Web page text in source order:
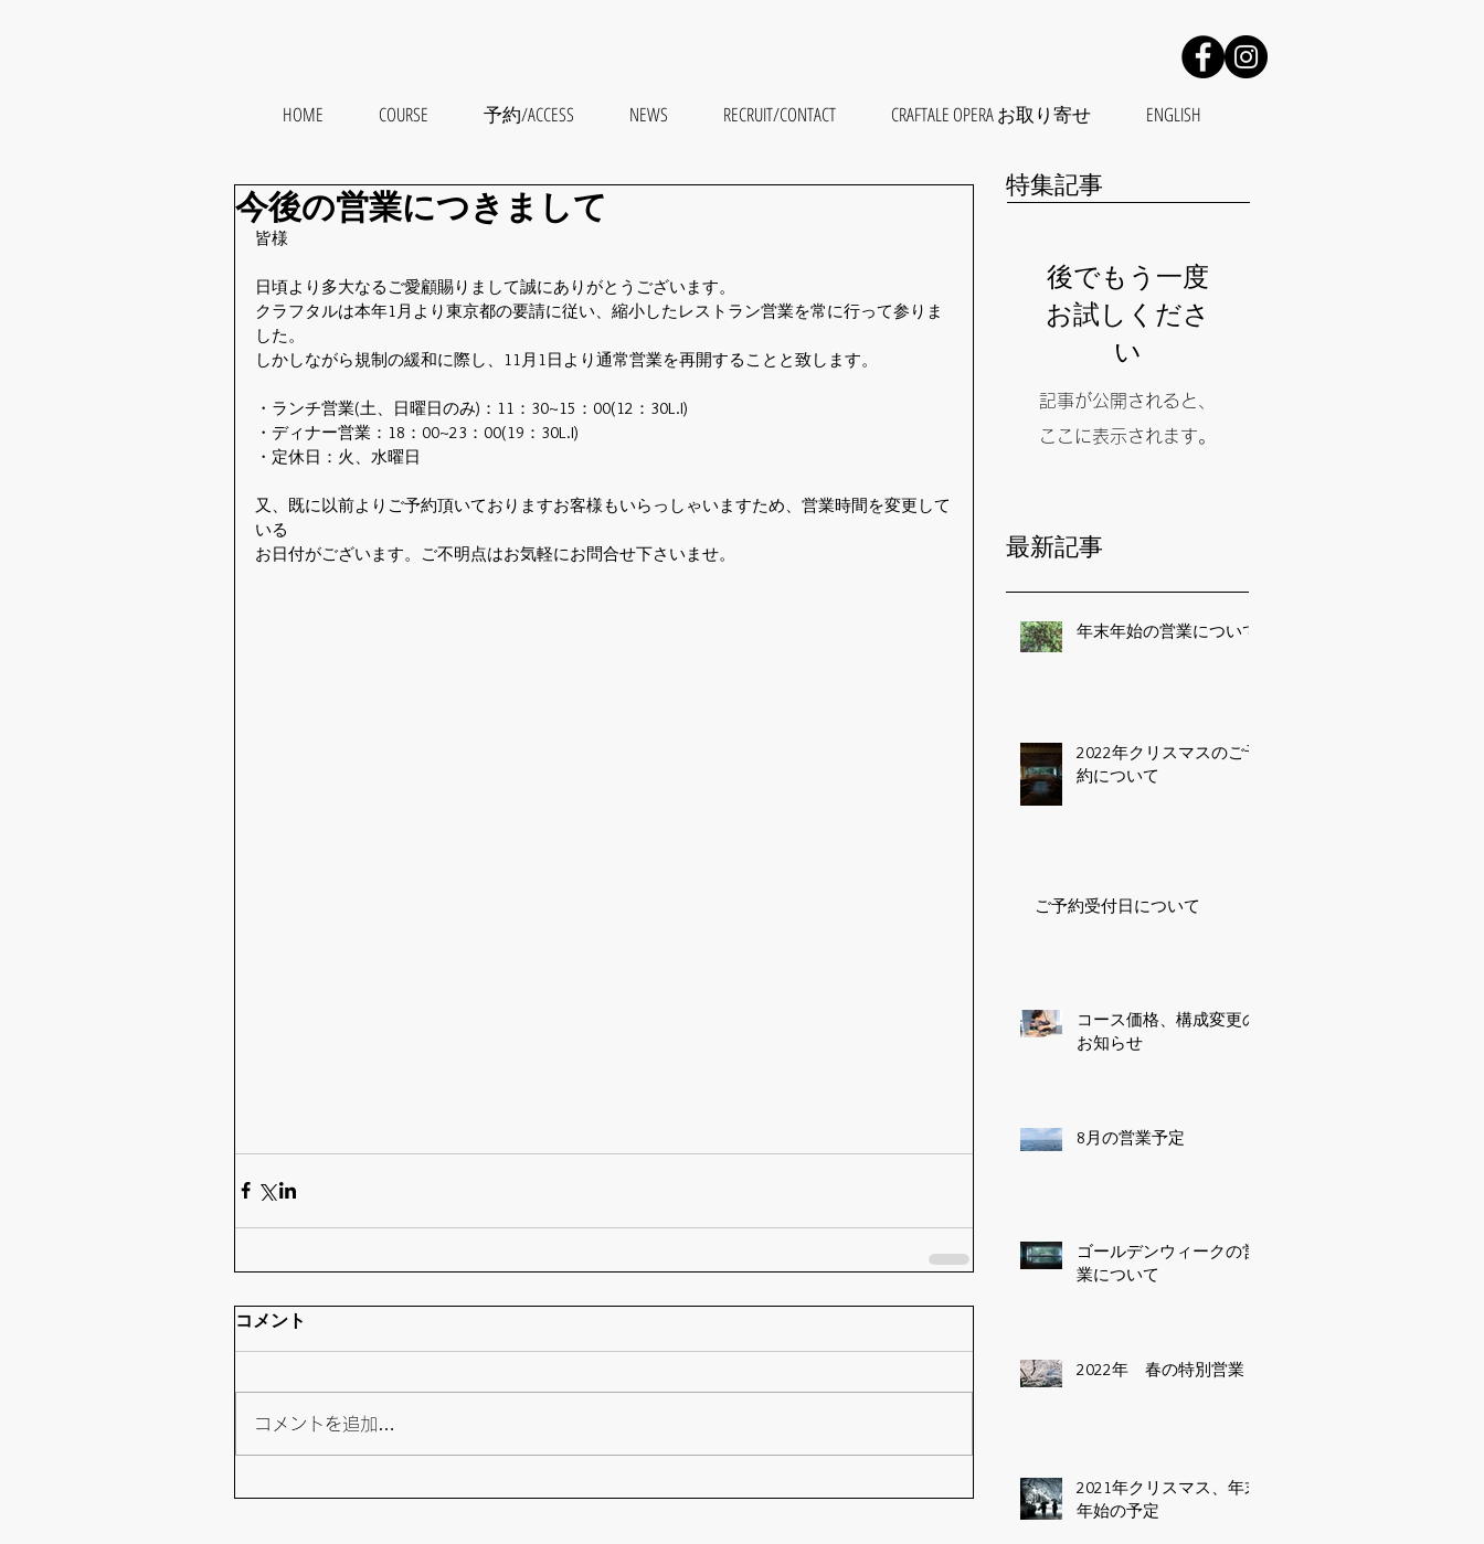
HOME COURSE 予約/ACCESS NEWS RECRUIT/CONTACT CRAFTALE OPERA お取り寄せ ENGLISH
今後の営業につきまして
皆様
日頃より多大なるご愛顧賜りまして誠にありがとうございます。
クラフタルは本年1月より東京都の要請に従い、縮小したレストラン営業を常に行って参りま
した。
しかしながら規制の緩和に際し、11月1日より通常営業を再開することと致します。
・ランチ営業(土、日曜日のみ)：11：30~15：00(12：30L.I)
・ディナー営業：18：00~23：00(19：30L.I)
・定休日：火、水曜日
又、既に以前よりご予約頂いておりますお客様もいらっしゃいますため、営業時間を変更して
いる
お日付がございます。ご不明点はお気軽にお問合せ下さいませ。
コメント
コメントを追加…
特集記事
後でもう一度
お試しくださ
い
記事が公開されると、
ここに表示されます。
最新記事
年末年始の営業について
2022年クリスマスのご予
約について
ご予約受付日について
コース価格、構成変更の
お知らせ
8月の営業予定
ゴールデンウィークの営
業について
2022年 春の特別営業
2021年クリスマス、年末
年始の予定